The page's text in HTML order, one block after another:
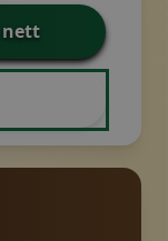
nett